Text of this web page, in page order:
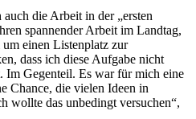
die Arbeit in der „ersten
spannender Arbeit im Landtag,
einen Listenplatz zur
dass ich diese Aufgabe nicht
Im Gegenteil. Es war für mich eine
Chance, die vielen Ideen in
wollte das unbedingt versuchen“,